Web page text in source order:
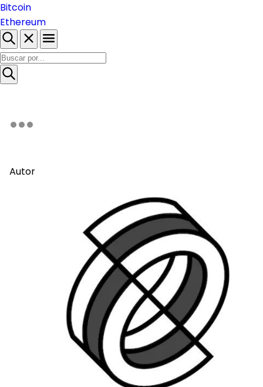
Bitcoin
Ethereum
Autor